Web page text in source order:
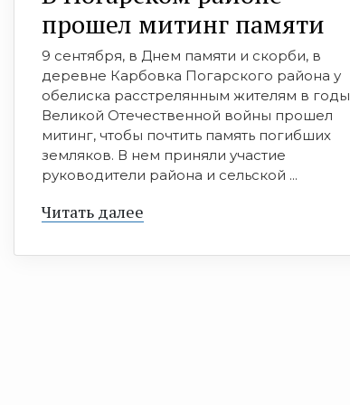
прошел митинг памяти
9 сентября, в Днем памяти и скорби, в
деревне Карбовка Погарского района у
обелиска расстрелянным жителям в годы
Великой Отечественной войны прошел
митинг, чтобы почтить память погибших
земляков. В нем приняли участие
руководители района и сельской ...
Читать далее